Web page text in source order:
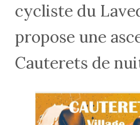
cycliste du
propose une
Cauterets de